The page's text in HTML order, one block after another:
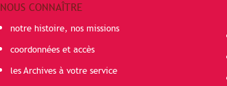
NOUS CONNAÎTRE
notre histoire, nos missions
coordonnées et accès
les Archives à votre service